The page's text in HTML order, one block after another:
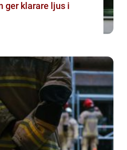
ger klarare ljus i